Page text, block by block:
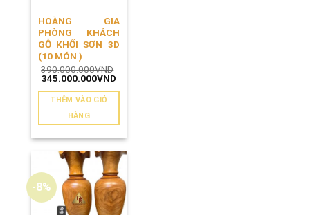
HOÀNG GIA
PHÒNG KHÁCH
GỖ KHỐI SƠN 3D
(10 MÓN )
390.000.000VND
Giá
là:
390.000.000VND.
345.000.000VNDGiá
tại
THÊM VÀO GIỎ
HÀNG
-8%